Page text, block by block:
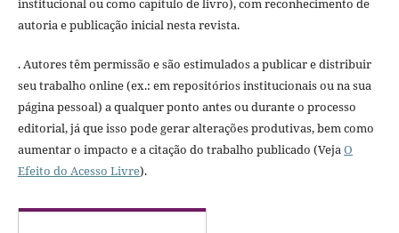
institucional ou como capítulo de livro), com reconhecimento de
autoria e publicação inicial nesta revista.
. Autores têm permissão e são estimulados a publicar e distribuir
seu trabalho online (ex.: em repositórios institucionais ou na sua
página pessoal) a qualquer ponto antes ou durante o processo
editorial, já que isso pode gerar alterações produtivas, bem como
aumentar o impacto e a citação do trabalho publicado (VejaO
Efeito do Acesso Livre).